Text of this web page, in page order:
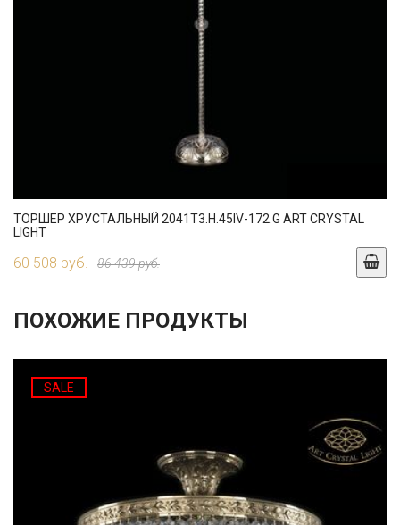
ТОРШЕР ХРУСТАЛЬНЫЙ 2041T3.H.45IV-172.G ART CRYSTAL
LIGHT
60 508 руб. 86 439 руб.
ПОХОЖИЕ ПРОДУКТЫ
SALE